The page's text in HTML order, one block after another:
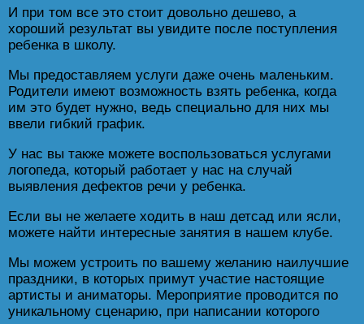
И при том все это стоит довольно дешево, а
хороший результат вы увидите после поступления
ребенка в школу.
Мы предоставляем услуги даже очень маленьким.
Родители имеют возможность взять ребенка, когда
им это будет нужно, ведь специально для них мы
ввели гибкий график.
У нас вы также можете воспользоваться услугами
логопеда, который работает у нас на случай
выявления дефектов речи у ребенка.
Если вы не желаете ходить в наш детсад или ясли,
можете найти интересные занятия в нашем клубе.
Мы можем устроить по вашему желанию наилучшие
праздники, в которых примут участие настоящие
артисты и аниматоры. Мероприятие проводится по
уникальному сценарию, при написании которого